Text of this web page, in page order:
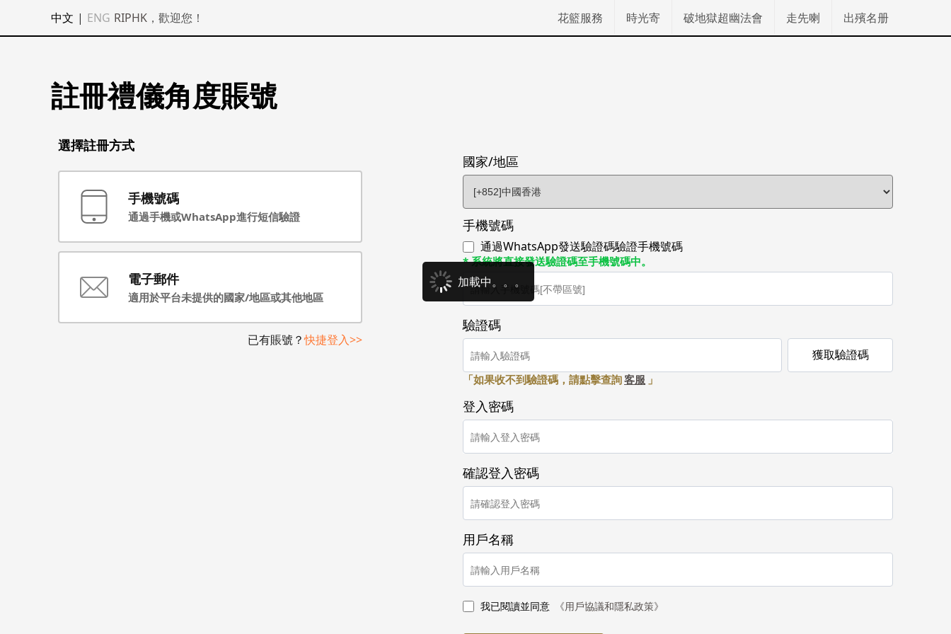
中文 | ENG RIPHK ，歡迎您！ 花籃服務 時光寄 破地獄超幽法會 走先喇 出殯名册
註冊禮儀角度賬號
選擇註冊方式
手機號碼
通過手機或WhatsApp進行短信驗證
電子郵件
適用於平台未提供的國家/地區或其他地區
已有賬號？快捷登入>>
國家/地區
手機號碼
通過WhatsApp發送驗證碼驗證手機號碼
* 系統將直接發送驗證碼至手機號碼中。
驗證碼
獲取驗證碼
「如果收不到驗證碼，請點擊查詢客服 」
登入密碼
確認登入密碼
用戶名稱
我已閱讀並同意 《用戶協議和隱私政策》
加載中。。。